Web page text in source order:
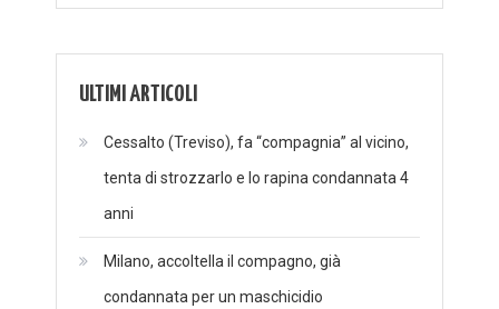
ULTIMI ARTICOLI
Cessalto (Treviso), fa “compagnia” al vicino,
tenta di strozzarlo e lo rapina condannata 4
anni
Milano, accoltella il compagno, già
condannata per un maschicidio